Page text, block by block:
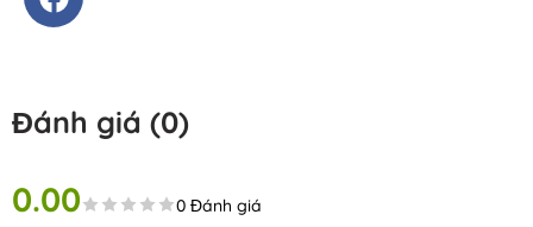
Đánh giá (0)
0.00 0 Đánh giá